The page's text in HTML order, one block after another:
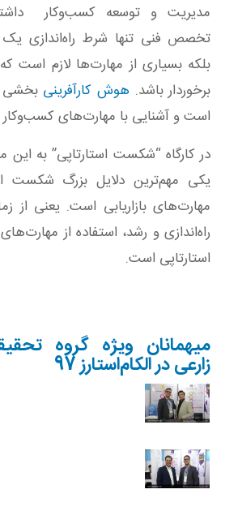
مدیریت و توسعه کسب‌وکار
تخصص فنی تنها شرط راه‌اندازی یک
بلکه بسیاری از مهارت‌ها لازم است
برخوردار باشد. هوش کارآفرینی بخشی
است و آشنایی با مهارت‌های
در کارگاه “شکست استارتاپی” به این
یکی مهم‌ترین دلایل بزرگ شکست
مهارت‌های بازاریابی است. یعنی از
راه‌اندازی و رشد، استفاده از مهارت‌های
استارتاپی است.
میهمانان ویژه گروه
زارعی در الکام‌استارز 97